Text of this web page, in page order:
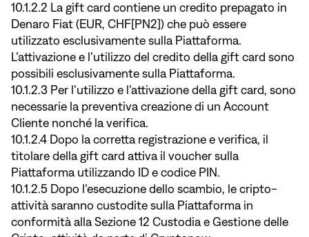
10.1.2.2 La gift card contiene un credito prepagato in
Denaro Fiat (EUR, CHF[PN2]) che può essere
utilizzato esclusivamente sulla Piattaforma.
L’attivazione e l’utilizzo del credito della gift card sono
possibili esclusivamente sulla Piattaforma.
10.1.2.3 Per l’utilizzo e l’attivazione della gift card, sono
necessarie la preventiva creazione di un Account
Cliente nonché la verifica.
10.1.2.4 Dopo la corretta registrazione e verifica, il
titolare della gift card attiva il voucher sulla
Piattaforma utilizzando ID e codice PIN.
10.1.2.5 Dopo l’esecuzione dello scambio, le cripto-
attività saranno custodite sulla Piattaforma in
conformità alla Sezione 12 Custodia e Gestione delle